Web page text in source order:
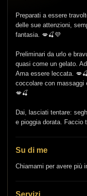
Preparati a essere
delle sue attenzioni,
fantasia. 💋🍒💜
Preliminari da urlo e
quasi come un gelato.
Ama essere leccata.
coccolare con massaggi
💋🍒
Dai, lasciati tentare:
e pioggia dorata. Faccio
Su di me
Chiamami per avere più
Servizi